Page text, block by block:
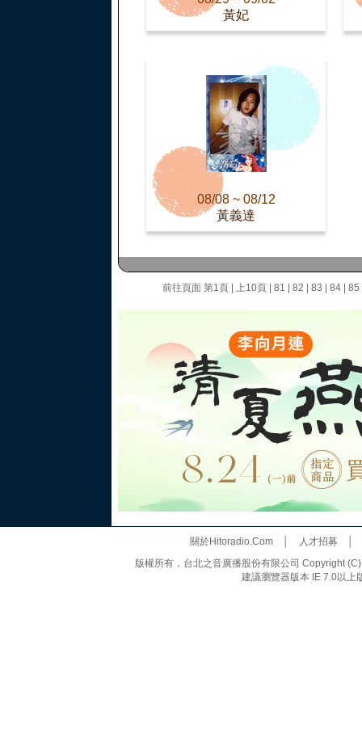
黃妃
08/08 ~ 08/12
黃義達
前往頁面 第1頁 上10頁 81 82 83 84 85
關於Hitoradio.Com│ 人才招募
版權所有，台北之音廣播股份有限公司 Copyright
建議瀏覽器版本 IE 7.0以上